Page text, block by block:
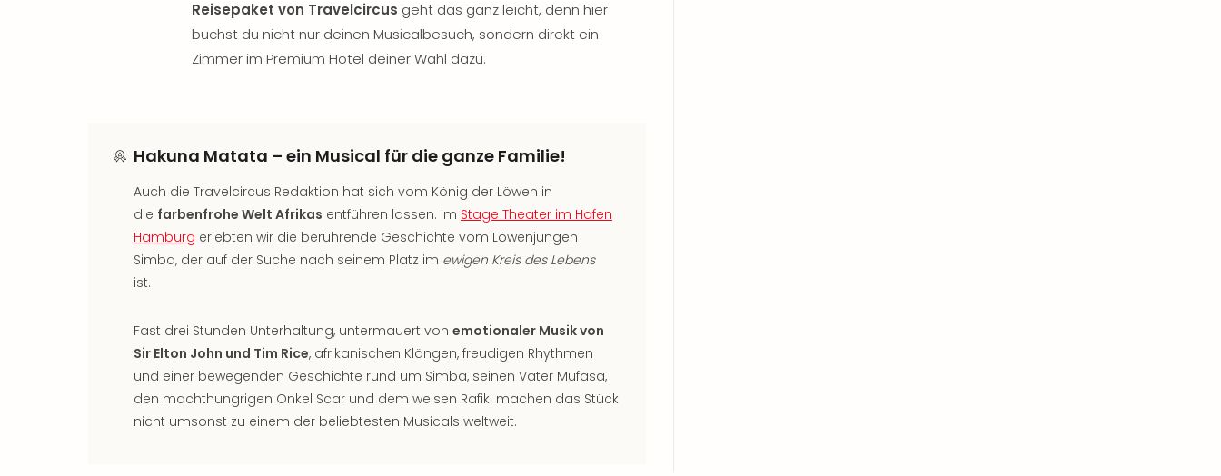
Reisepaket von Travelcircus geht das ganz leicht, denn hier
buchst du nicht nur deinen Musicalbesuch, sondern direkt ein
Zimmer im Premium Hotel deiner Wahl dazu.
Hakuna Matata – ein Musical für die ganze Familie!
Auch die Travelcircus Redaktion hat sich vom König der Löwen in
die farbenfrohe Welt Afrikas entführen lassen. Im Stage Theater im Hafen
Hamburg erlebten wir die berührende Geschichte vom Löwenjungen
Simba, der auf der Suche nach seinem Platz im ewigen Kreis des Lebens
ist.
Fast drei Stunden Unterhaltung, untermauert von emotionaler Musik von
Sir Elton John und Tim Rice, afrikanischen Klängen, freudigen Rhythmen
und einer bewegenden Geschichte rund um Simba, seinen Vater Mufasa,
den machthungrigen Onkel Scar und dem weisen Rafiki machen das Stück
nicht umsonst zu einem der beliebtesten Musicals weltweit.